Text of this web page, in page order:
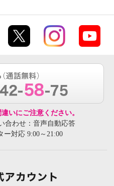
いにご注意ください。
合わせ：音声自動応答
ー対応 9:00～21:00